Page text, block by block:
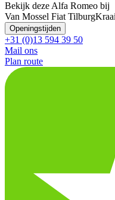
Bekijk deze Alfa Romeo bij
Van Mossel Fiat Tilburg
Openingstijden
+31 (0)13 594 39 50
Mail ons
Plan route